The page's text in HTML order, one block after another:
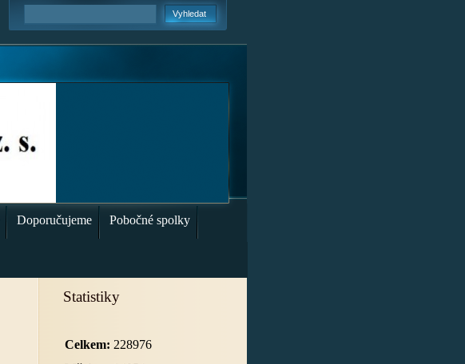
Doporučujeme Pobočné spolky
Statistiky
Celkem: 228976